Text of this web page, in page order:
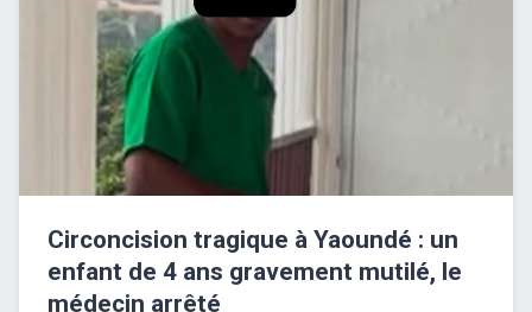
Circoncision tragique à Yaoundé : un
enfant de 4 ans gravement mutilé, le
médecin arrêté